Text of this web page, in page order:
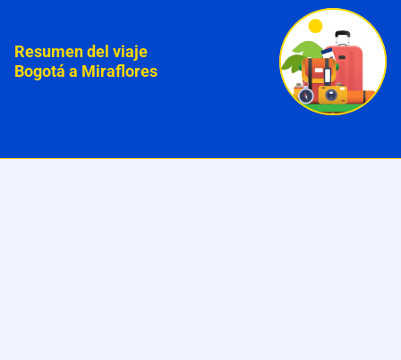
Resumen del viaje
Bogotá a Miraflores